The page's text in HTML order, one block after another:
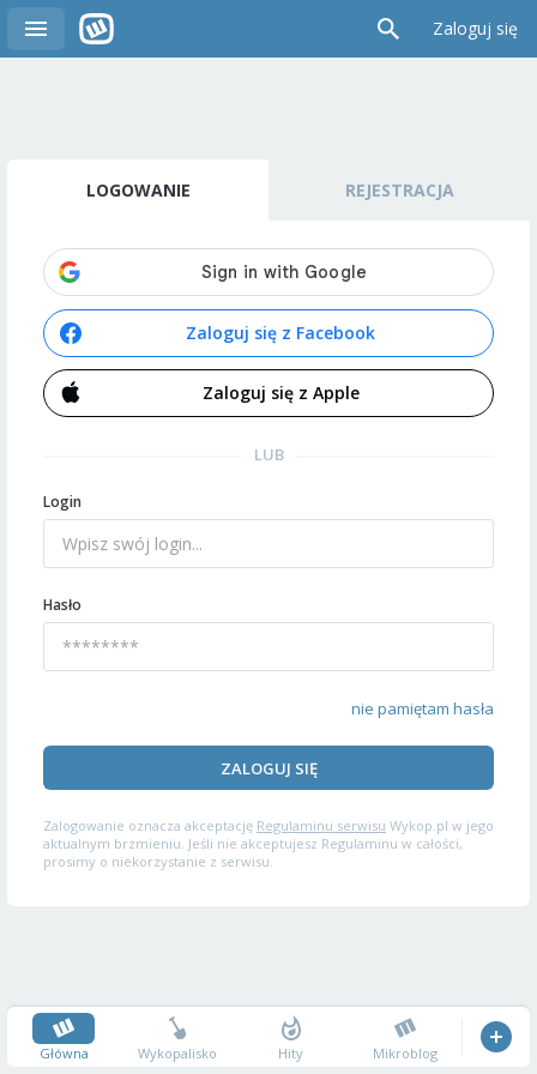
Zaloguj się
LOGOWANIE REJESTRACJA
Zaloguj się z Facebook
Zaloguj się z Apple
LUB
Login
Hasło
nie pamiętam hasła
ZALOGUJ SIĘ
Zalogowanie oznacza akceptację Regulaminu serwisu Wykop.pl w jego
aktualnym brzmieniu. Jeśli nie akceptujesz Regulaminu w całości,
prosimy o niekorzystanie z serwisu.
Główna Wykopalisko Hity Mikroblog